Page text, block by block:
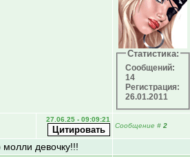
Статистика:
Сообщений:
14
Регистрация:
26.01.2011
27.06.25 - 09:09:21
Сообщение # 2
девочку!!!